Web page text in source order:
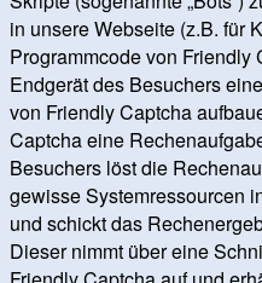
in unsere Webseite (z.B. für
Programmcode von Friendly
Endgerät des Besuchers
von Friendly Captcha
Captcha eine
Besuchers löst die
gewisse Systemressourcen
und schickt das
Dieser nimmt über eine